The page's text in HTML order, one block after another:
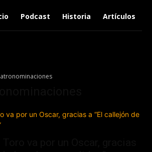
Podcast Historia Artículos